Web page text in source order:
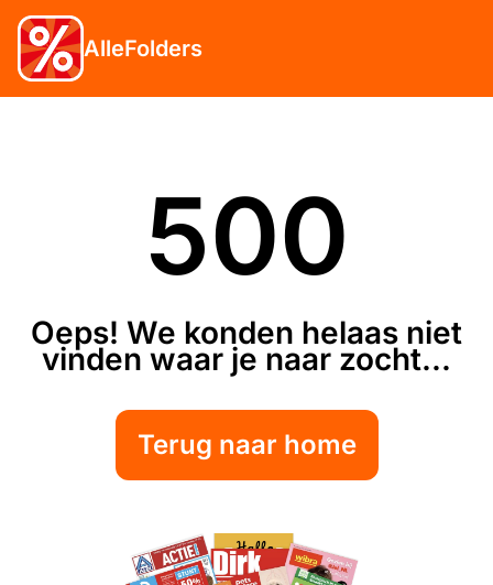
AlleFolders
500
Oeps! We konden helaas niet
vinden waar je naar zocht...
Terug naar home